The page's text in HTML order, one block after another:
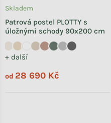
Patrová postel PLOTTY s
úložnými schody 90x200 cm
+ další
Skladem
od 28 690 Kč